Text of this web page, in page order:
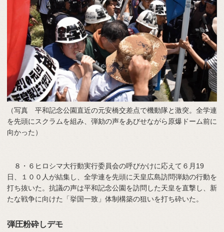
（写真 平和記念公園直近の元安橋交差点で機動隊と激突。全学連
を先頭にスクラムを組み、弾劾の声をあびせながら原爆ドーム前に
向かった）
８・６ヒロシマ大行動実行委員会の呼びかけに応えて６月19
日、１００人が結集し、全学連を先頭に天皇広島訪問弾劾の行動を
打ち抜いた。抗議の声は平和記念公園を訪問した天皇を直撃し、新
たな戦争に向けた「挙国一致」体制構築の狙いを打ち砕いた。
弾圧粉砕しデモ